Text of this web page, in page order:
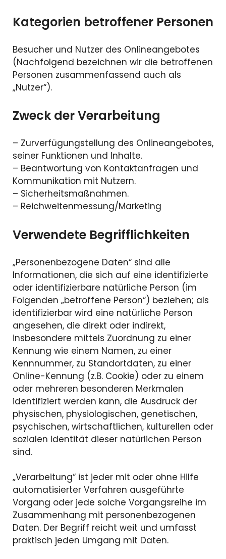
Kategorien betroffener Personen
Besucher und Nutzer des Onlineangebotes
(Nachfolgend bezeichnen wir die betroffenen
Personen zusammenfassend auch als
„Nutzer“).
Zweck der Verarbeitung
– Zurverfügungstellung des Onlineangebotes,
seiner Funktionen und Inhalte.
– Beantwortung von Kontaktanfragen und
Kommunikation mit Nutzern.
– Sicherheitsmaßnahmen.
– Reichweitenmessung/Marketing
Verwendete Begrifflichkeiten
„Personenbezogene Daten“ sind alle
Informationen, die sich auf eine identifizierte
oder identifizierbare natürliche Person (im
Folgenden „betroffene Person“) beziehen; als
identifizierbar wird eine natürliche Person
angesehen, die direkt oder indirekt,
insbesondere mittels Zuordnung zu einer
Kennung wie einem Namen, zu einer
Kennnummer, zu Standortdaten, zu einer
Online-Kennung (z.B. Cookie) oder zu einem
oder mehreren besonderen Merkmalen
identifiziert werden kann, die Ausdruck der
physischen, physiologischen, genetischen,
psychischen, wirtschaftlichen, kulturellen oder
sozialen Identität dieser natürlichen Person
sind.
„Verarbeitung“ ist jeder mit oder ohne Hilfe
automatisierter Verfahren ausgeführte
Vorgang oder jede solche Vorgangsreihe im
Zusammenhang mit personenbezogenen
Daten. Der Begriff reicht weit und umfasst
praktisch jeden Umgang mit Daten.